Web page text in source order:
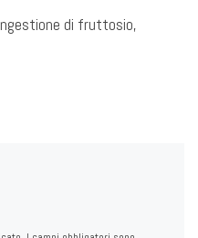
di fruttosio,